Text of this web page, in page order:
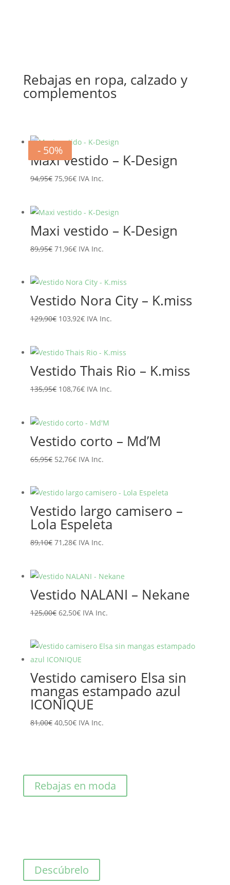
Rebajas en ropa, calzado y
complementos
- 20%
Maxi vestido – K-Design
94,95€ El
era:
94,95€.
75,96€El
es:
75,96€.
IVA Inc.
- 20%
Maxi vestido – K-Design
89,95€ El
era:
89,95€.
71,96€El
es:
71,96€.
IVA Inc.
- 20%
Vestido Nora City – K.miss
129,90€ El
era:
129,90€.
103,92€El
es:
103,92€.
IVA Inc.
- 20%
Vestido Thais Rio – K.miss
135,95€ El
era:
135,95€.
108,76€El
es:
108,76€.
IVA Inc.
- 20%
Vestido corto – Md’M
65,95€ El
era:
65,95€.
52,76€El
es:
52,76€.
IVA Inc.
- 20%
Vestido largo camisero –
Lola Espeleta
89,10€ El
era:
89,10€.
71,28€El
es:
71,28€.
IVA Inc.
- 50%
Vestido NALANI – Nekane
125,00€ El
era:
125,00€.
62,50€El
es:
62,50€.
IVA Inc.
- 50%
Vestido camisero Elsa sin
mangas estampado azul
ICONIQUE
81,00€ El
81,00€.
40,50€El
40,50€.
IVA Inc.
Rebajas en moda
Descúbrelo